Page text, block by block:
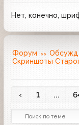
Нет, конечно,
Форум
Скриншоты
‹ 1 ...